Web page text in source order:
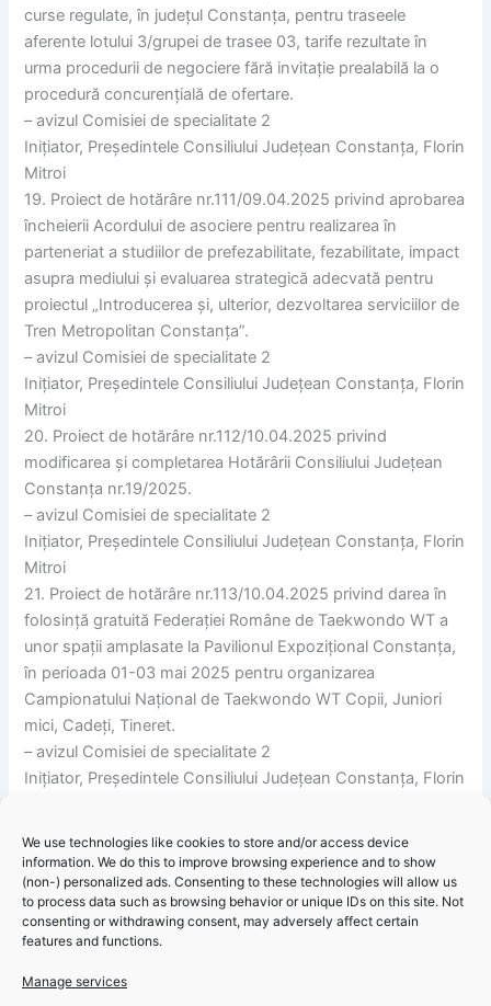
We use technologies like cookies to store and/or access device
information. We do this to improve browsing experience and to show
(non-) personalized ads. Consenting to these technologies will allow us
to process data such as browsing behavior or unique IDs on this site. Not
consenting or withdrawing consent, may adversely affect certain
features and functions.
Manage services
curse regulate, în județul Constanța, pentru traseele
aferente lotului 3/grupei de trasee 03, tarife rezultate în
urma procedurii de negociere fără invitație prealabilă la o
procedură concurențială de ofertare.
– avizul Comisiei de specialitate 2
Inițiator, Președintele Consiliului Județean Constanța, Florin
Mitroi
19. Proiect de hotărâre nr.111/09.04.2025 privind aprobarea
încheierii Acordului de asociere pentru realizarea în
parteneriat a studiilor de prefezabilitate, fezabilitate, impact
asupra mediului și evaluarea strategică adecvată pentru
proiectul „Introducerea și, ulterior, dezvoltarea serviciilor de
Tren Metropolitan Constanța”.
– avizul Comisiei de specialitate 2
Inițiator, Președintele Consiliului Județean Constanța, Florin
Mitroi
20. Proiect de hotărâre nr.112/10.04.2025 privind
modificarea și completarea Hotărârii Consiliului Județean
Constanța nr.19/2025.
– avizul Comisiei de specialitate 2
Inițiator, Președintele Consiliului Județean Constanța, Florin
Mitroi
21. Proiect de hotărâre nr.113/10.04.2025 privind darea în
folosință gratuită Federației Române de Taekwondo WT a
unor spații amplasate la Pavilionul Expozițional Constanța,
în perioada 01-03 mai 2025 pentru organizarea
Campionatului Național de Taekwondo WT Copii, Juniori
mici, Cadeți, Tineret.
– avizul Comisiei de specialitate 2
Inițiator, Președintele Consiliului Județean Constanța, Florin
Convocarea Consiliului Judeţean Constanţa în şedinţă
ordinară pentru data de 16.04.2025, ora 12:00